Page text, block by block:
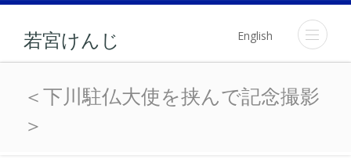
若宮けんじ English
＜下川駐仏大使を挟んで
＜下川駐仏大使を挟んで記念撮影
＞